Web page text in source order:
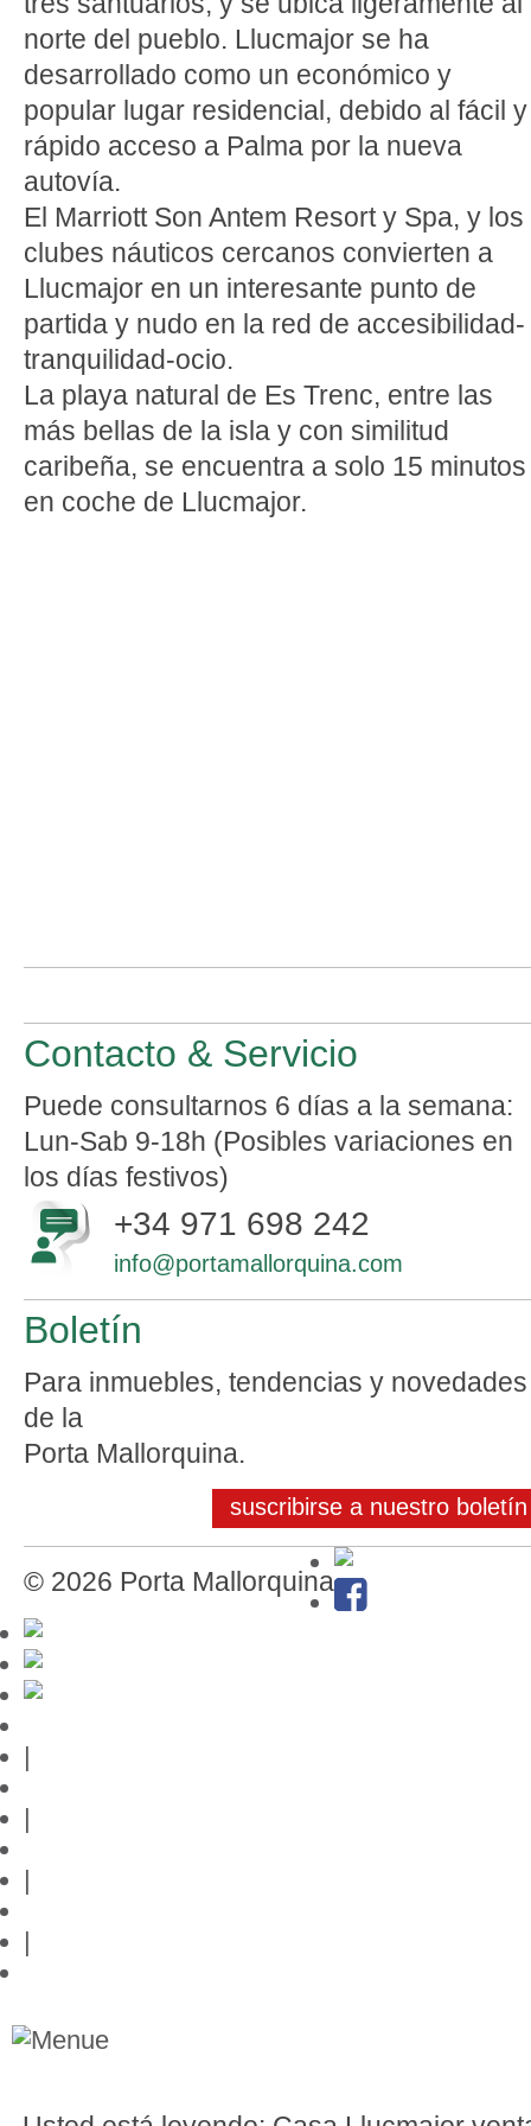
norte del pueblo. Llucmajor se ha
desarrollado como un económico y
popular lugar residencial, debido al fácil y
rápido acceso a Palma por la nueva
autovía.
El Marriott Son Antem Resort y Spa, y los
clubes náuticos cercanos convierten a
Llucmajor en un interesante punto de
partida y nudo en la red de accesibilidad-
tranquilidad-ocio.
La playa natural de Es Trenc, entre las
más bellas de la isla y con similitud
caribeña, se encuentra a solo 15 minutos
en coche de Llucmajor.
Contacto & Servicio
Puede consultarnos 6 días a la semana:
Lun-Sab 9-18h (Posibles variaciones en
los días festivos)
+34 971 698 242
info@portamallorquina.com
Boletín
Para inmuebles, tendencias y novedades
de la
Porta Mallorquina.
suscribirse a nuestro boletín
© 2026 Porta Mallorquina
|
|
|
|